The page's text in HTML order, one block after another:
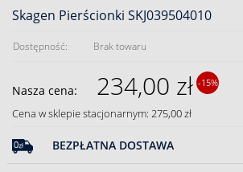
Skagen Pierścionki SKJ039504010
Dostępność: Brak towaru
Nasza cena: 234,00 zł -15%
Cena w sklepie stacjonarnym: 275,00 zł
BEZPŁATNA DOSTAWA